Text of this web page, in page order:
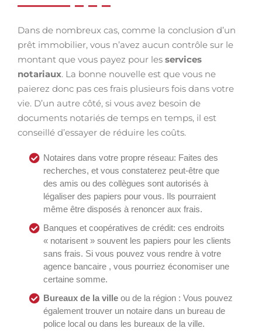
Dans de nombreux cas, comme la conclusion d’un
prêt immobilier, vous n’avez aucun contrôle sur le
montant que vous payez pour les services
notariaux. La bonne nouvelle est que vous ne
paierez donc pas ces frais plusieurs fois dans votre
vie. D’un autre côté, si vous avez besoin de
documents notariés de temps en temps, il est
conseillé d’essayer de réduire les coûts.
Notaires dans votre propre réseau: Faites des
recherches, et vous constaterez peut-être que
des amis ou des collègues sont autorisés à
légaliser des papiers pour vous. Ils pourraient
même être disposés à renoncer aux frais.
Banques et coopératives de crédit: ces endroits
« notarisent » souvent les papiers pour les clients
sans frais. Si vous pouvez vous rendre à votre
agence bancaire , vous pourriez économiser une
certaine somme.
Bureaux de la ville ou de la région : Vous pouvez
également trouver un notaire dans un bureau de
police local ou dans les bureaux de la ville.